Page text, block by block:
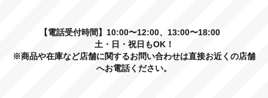
【電話受付時間】10:00〜12:00、13:00〜18:00
土・日・祝日もOK！
※商品や在庫など店舗に関するお問い合わせは直接お近くの店舗
へお電話ください。